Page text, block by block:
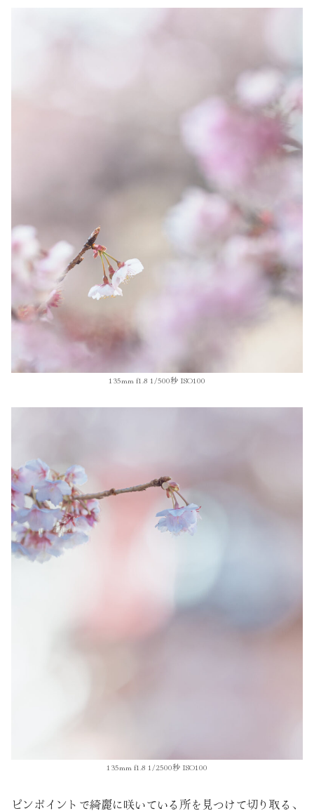
135mm f1.8 1/500秒 ISO100
135mm f1.8 1/2500秒 ISO100
ピンポイントで綺麗に咲いている所を見つけて切り取る、